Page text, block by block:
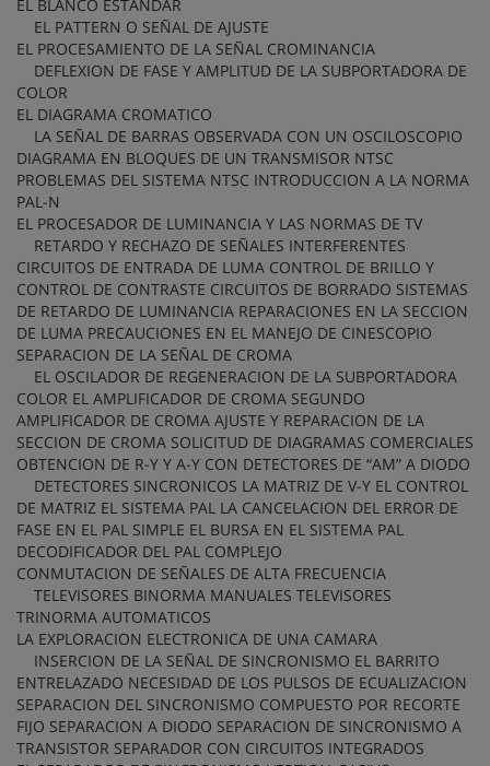
EL BLANCO ESTANDAR
EL PATTERN O SEÑAL DE AJUSTE
EL PROCESAMIENTO DE LA SEÑAL CROMINANCIA
DEFLEXION DE FASE Y AMPLITUD DE LA SUBPORTADORA DE
COLOR
EL DIAGRAMA CROMATICO
LA SEÑAL DE BARRAS OBSERVADA CON UN OSCILOSCOPIO
DIAGRAMA EN BLOQUES DE UN TRANSMISOR NTSC
PROBLEMAS DEL SISTEMA NTSC INTRODUCCION A LA NORMA
PAL-N
EL PROCESADOR DE LUMINANCIA Y LAS NORMAS DE TV
RETARDO Y RECHAZO DE SEÑALES INTERFERENTES
CIRCUITOS DE ENTRADA DE LUMA CONTROL DE BRILLO Y
CONTROL DE CONTRASTE CIRCUITOS DE BORRADO SISTEMAS
DE RETARDO DE LUMINANCIA REPARACIONES EN LA SECCION
DE LUMA PRECAUCIONES EN EL MANEJO DE CINESCOPIO
SEPARACION DE LA SEÑAL DE CROMA
EL OSCILADOR DE REGENERACION DE LA SUBPORTADORA
COLOR EL AMPLIFICADOR DE CROMA SEGUNDO
AMPLIFICADOR DE CROMA AJUSTE Y REPARACION DE LA
SECCION DE CROMA SOLICITUD DE DIAGRAMAS COMERCIALES
OBTENCION DE R-Y Y A-Y CON DETECTORES DE “AM” A DIODO
DETECTORES SINCRONICOS LA MATRIZ DE V-Y EL CONTROL
DE MATRIZ EL SISTEMA PAL LA CANCELACION DEL ERROR DE
FASE EN EL PAL SIMPLE EL BURSA EN EL SISTEMA PAL
DECODIFICADOR DEL PAL COMPLEJO
CONMUTACION DE SEÑALES DE ALTA FRECUENCIA
TELEVISORES BINORMA MANUALES TELEVISORES
TRINORMA AUTOMATICOS
LA EXPLORACION ELECTRONICA DE UNA CAMARA
INSERCION DE LA SEÑAL DE SINCRONISMO EL BARRITO
ENTRELAZADO NECESIDAD DE LOS PULSOS DE ECUALIZACION
SEPARACION DEL SINCRONISMO COMPUESTO POR RECORTE
FIJO SEPARACION A DIODO SEPARACION DE SINCRONISMO A
TRANSISTOR SEPARADOR CON CIRCUITOS INTEGRADOS